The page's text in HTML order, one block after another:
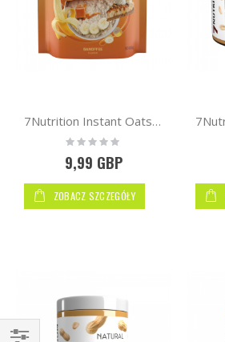
7Nutrition Instant Oats 1kg
Rating:
0%
9,99 GBP
ZOBACZ SZCZEGÓŁY